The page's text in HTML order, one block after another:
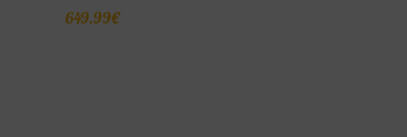
5.00
649.99€